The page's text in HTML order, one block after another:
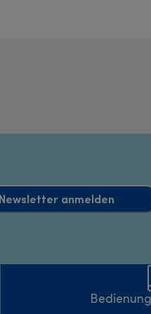
anmelden